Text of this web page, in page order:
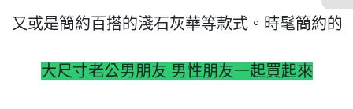
又或是簡約百搭的淺石灰華等款式。時髦簡約的
大尺寸老公男朋友 男性朋友一起買起來